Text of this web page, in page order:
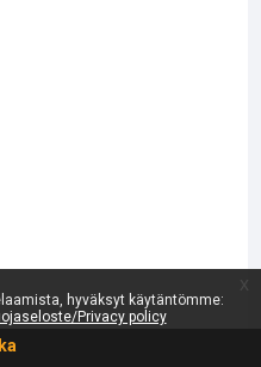
hyväksyt käytäntömme:
Privacy policy